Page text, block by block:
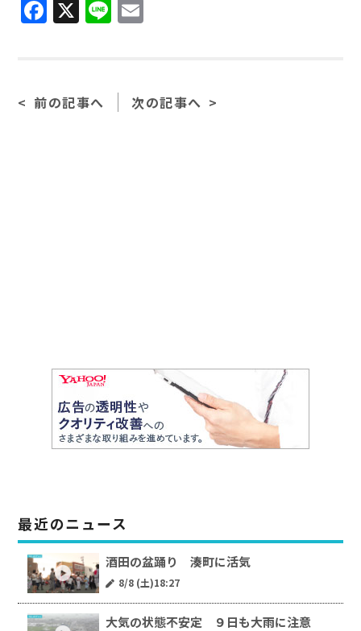
F
a
b
X Li
n
前の記事へ 次の記事へ
最近のニュース
酒田の盆踊り 湊町に活気
8/8 (土)18:27
大気の状態不安定 ９日も大雨に注意